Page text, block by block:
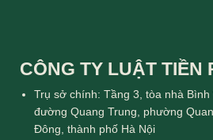
CÔNG TY LUẬT TIỀN
Trụ sở chính: Tầng 3, tòa nhà Bình
đường Quang Trung, phường
Đông, thành phố Hà Nội